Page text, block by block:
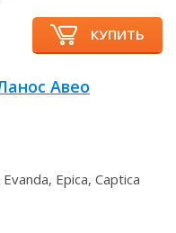
КУПИТЬ
Авео
Epica, Captica